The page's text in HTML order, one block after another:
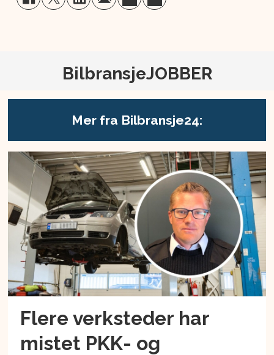
BilbransjeJOBBER
Mer fra Bilbransje24:
Flere verksteder har
mistet PKK- og